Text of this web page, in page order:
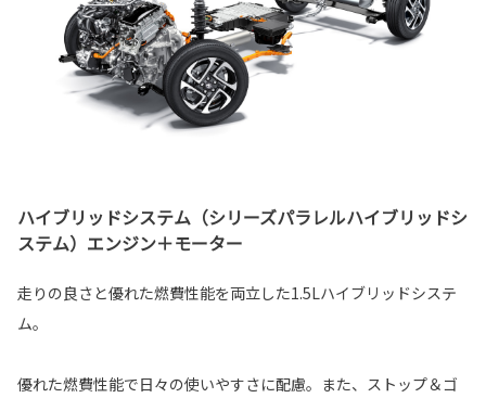
ハイブリッドシステム（シリーズパラレルハイブリッドシ
ステム）エンジン＋モーター
走りの良さと優れた燃費性能を両立した1.5Lハイブリッドシステ
ム。
優れた燃費性能で日々の使いやすさに配慮。また、ストップ＆ゴ